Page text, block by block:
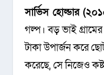
সার্ভিস হোল্ডার
গল্প। বড় ভাই
টাকা উপার্জন করে
করেছে, সে নিজেও